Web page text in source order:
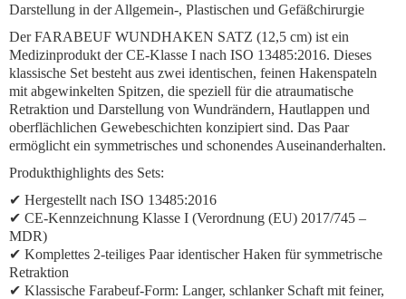
Darstellung in der Allgemein-, Plastischen und Gefäßchirurgie
Der FARABEUF WUNDHAKEN SATZ (12,5 cm) ist ein
Medizinprodukt der CE-Klasse I nach ISO 13485:2016. Dieses
klassische Set besteht aus zwei identischen, feinen Hakenspateln
mit abgewinkelten Spitzen, die speziell für die atraumatische
Retraktion und Darstellung von Wundrändern, Hautlappen und
oberflächlichen Gewebeschichten konzipiert sind. Das Paar
ermöglicht ein symmetrisches und schonendes Auseinanderhalten.
Produkthighlights des Sets:
✔ Hergestellt nach ISO 13485:2016
✔ CE-Kennzeichnung Klasse I (Verordnung (EU) 2017/745 –
MDR)
✔ Komplettes 2-teiliges Paaridentischer Haken für symmetrische
Retraktion
✔ Klassische Farabeuf-Form: Langer, schlanker Schaft mit feiner,